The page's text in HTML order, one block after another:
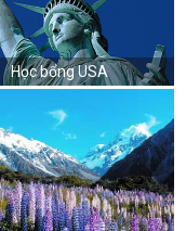
Học bổng USA